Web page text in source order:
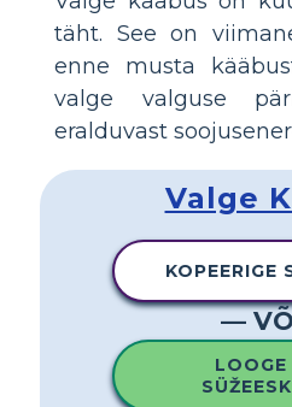
täht. See on
enne musta
valge valguse
eralduvast
Valge
KOPEERIGE
—